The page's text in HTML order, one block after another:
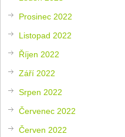
Prosinec 2022
Listopad 2022
Říjen 2022
Září 2022
Srpen 2022
Červenec 2022
Červen 2022